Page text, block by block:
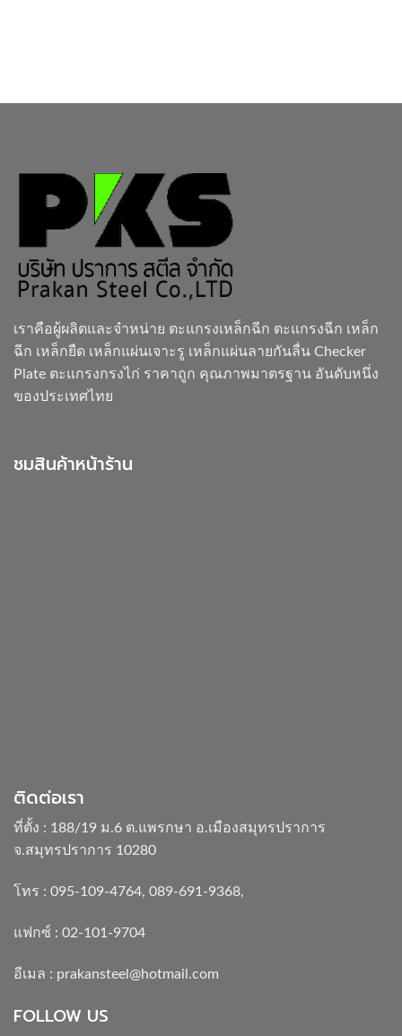
เราคือผู้ผลิตและจำหน่าย ตะแกรงเหล็กฉีก ตะแกรงฉีก เหล็ก
ฉีก เหล็กยืด เหล็กแผ่นเจาะรู เหล็กแผ่นลายกันลื่น Checker
Plate ตะแกรงกรงไก่ ราคาถูก คุณภาพมาตรฐาน อันดับหนึ่ง
ของประเทศไทย
ชมสินค้าหน้าร้าน
ติดต่อเรา
ที่ตั้ง : 188/19 ม.6 ต.แพรกษา อ.เมืองสมุทรปราการ
จ.สมุทรปราการ 10280
โทร : 095-109-4764, 089-691-9368,
แฟกซ์ : 02-101-9704
อีเมล : prakansteel@hotmail.com
FOLLOW US